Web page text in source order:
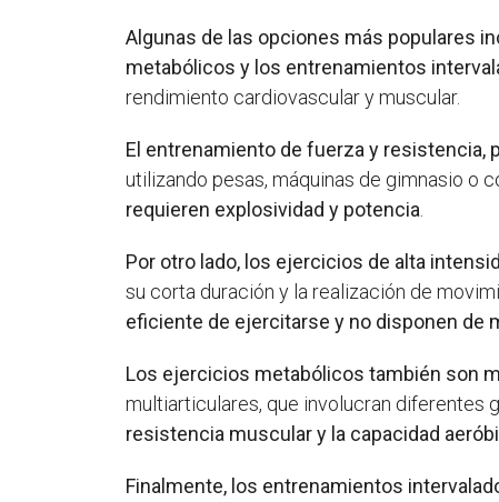
Algunas de las opciones más populares
metabólicos y los entrenamientos
rendimiento cardiovascular y muscular.
El entrenamiento de fuerza y resistencia,
utilizando pesas, máquinas de gimnasio o
requieren explosividad y potencia
Por otro lado, los ejercicios de alta
su corta duración y la realización de
eficiente de ejercitarse y no disponen de
Los ejercicios metabólicos también son
multiarticulares, que involucran diferentes
resistencia muscular y la capacidad
Finalmente, los entrenamientos